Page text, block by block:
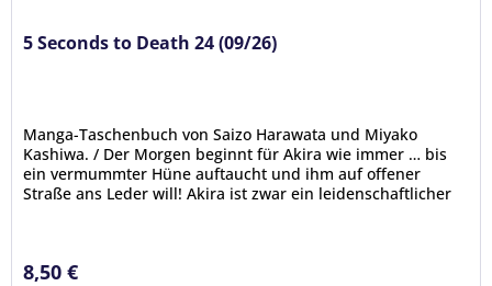
5 Seconds to Death 24 (09/26)
Manga-Taschenbuch von Saizo Harawata und Miyako
Kashiwa. / Der Morgen beginnt für Akira wie immer … bis
ein vermummter Hüne auftaucht und ihm auf offener
Straße ans Leder will! Akira ist zwar ein leidenschaftlicher
8,50 €